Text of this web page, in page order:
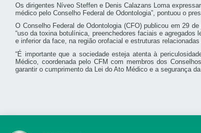
Os dirigentes Níveo Steffen e Denis Calazans Loma
médico pelo Conselho Federal de Odontologia”, pontuou o
O Conselho Federal de Odontologia (CFO) publicou em 29
“uso da toxina botulínica, preenchedores faciais e
e inferior da face, na região orofacial e estruturas relacionadas
“É importante que a sociedade esteja atenta à
Médico, coordenada pelo CFM com membros dos
garantir o cumprimento da Lei do Ato Médico e a segurança